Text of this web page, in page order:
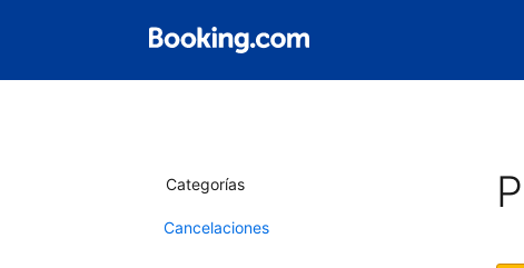
Categorías
Cancelaciones